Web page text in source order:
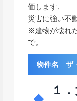
価します。
災害に強い不
※建物が壊れ
で。
物件名 ザ
１